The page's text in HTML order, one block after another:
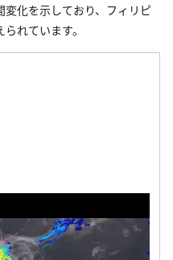
化を示しており、フィリピ
れています。